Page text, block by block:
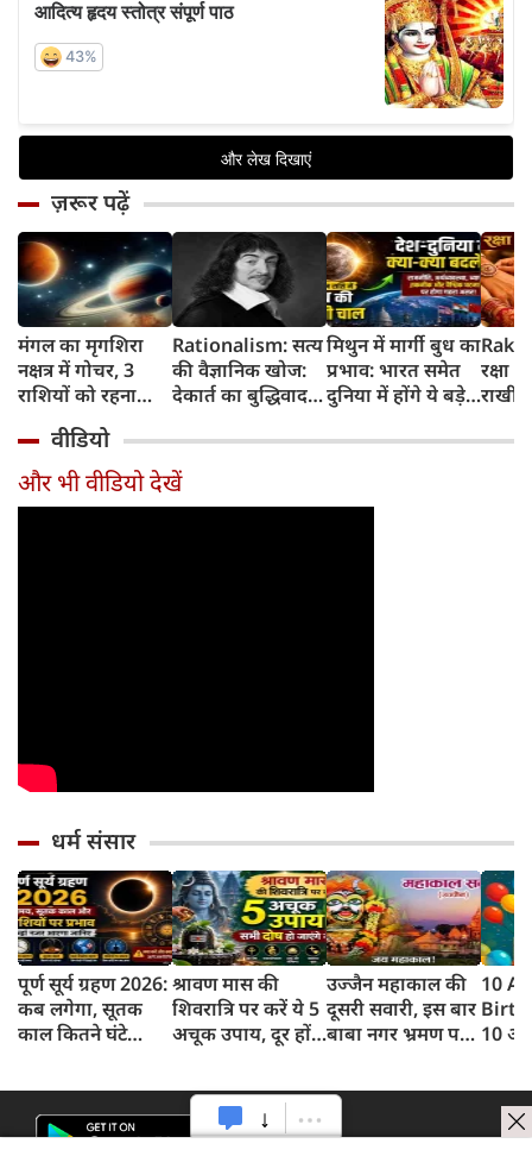
ज़रूर पढ़ें
मंगल का मृगशिरा
नक्षत्र में गोचर, 3
राशियों को रहना
सावधान
Rationalism: सत्य
की वैज्ञानिक खोज:
देकार्त का बुद्धिवाद
का जन्म
मिथुन में मार्गी बुध का
प्रभाव: भारत समेत
दुनिया में होंगे ये बड़े
रक्षा
राखी
वीडियो
और भी वीडियो देखें
धर्म संसार
पूर्ण सूर्य ग्रहण 2026:
कब लगेगा, सूतक
काल कितने घंटे
राशियों पर असर
श्रावण मास की
शिवरात्रि पर करें ये 5
अचूक उपाय, दूर होंगे
उज्जैन महाकाल की
दूसरी सवारी, इस बार
बाबा नगर भ्रमण पर
10
10